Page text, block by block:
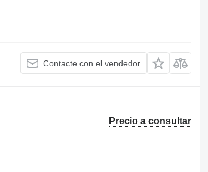
Contacte con el vendedor
Precio a consultar